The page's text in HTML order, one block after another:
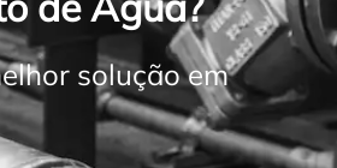
solução em